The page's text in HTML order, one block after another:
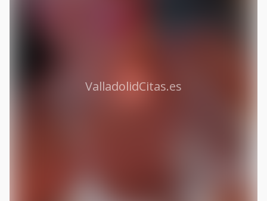
ValladolidCitas.es